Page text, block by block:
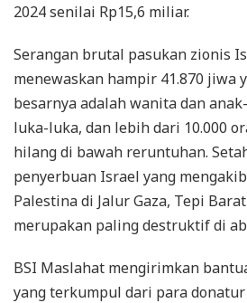
2024 senilai Rp15,6 miliar.
Serangan brutal pasukan zionis
menewaskan hampir 41.870 jiwa
besarnya adalah wanita dan
luka-luka, dan lebih dari 10.000
hilang di bawah reruntuhan.
penyerbuan Israel yang
Palestina di Jalur Gaza, Tepi
merupakan paling destruktif di
BSI Maslahat mengirimkan
yang terkumpul dari para